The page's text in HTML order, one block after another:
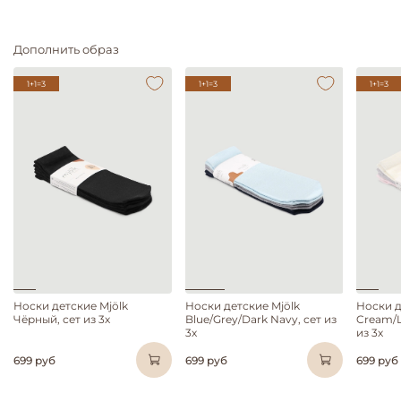
Дополнить образ
1+1=3
Носки детские Mjölk
Чёрный, сет из 3х
699 руб
1+1=3
Носки детские Mjölk
Blue/Grey/Dark Navy, сет из
3х
699 руб
1+1=3
Носки
Cream/
из 3х
699 руб